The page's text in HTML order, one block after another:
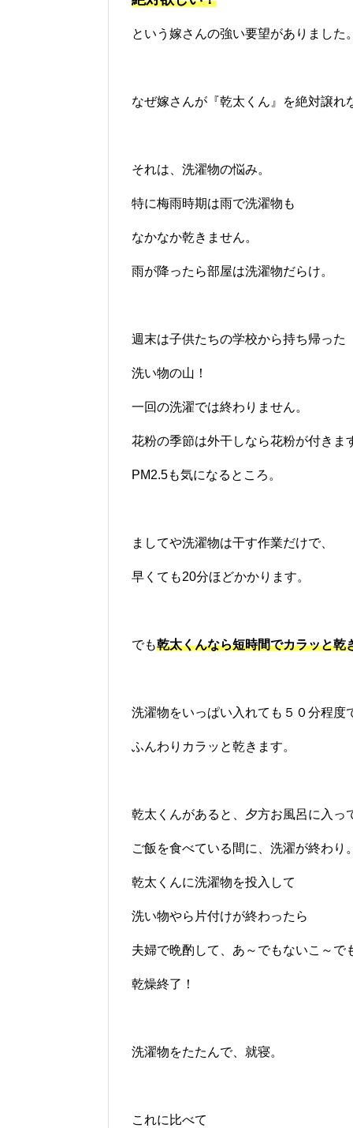
という嫁さんの強い要望がありました。
なぜ嫁さんが『乾太くん』を絶対譲れ
それは、洗濯物の悩み。
特に梅雨時期は雨で洗濯物も
なかなか乾きません。
雨が降ったら部屋は洗濯物だらけ。
週末は子供たちの学校から持ち帰った
洗い物の山！
一回の洗濯では終わりません。
花粉の季節は外干しなら花粉が付きま
PM2.5も気になるところ。
ましてや洗濯物は干す作業だけで、
早くても20分ほどかかります。
でも乾太くんなら短時間でカラッと乾
洗濯物をいっぱい入れても５０分程度
ふんわりカラッと乾きます。
乾太くんがあると、夕方お風呂に入っ
ご飯を食べている間に、洗濯が終わり。
乾太くんに洗濯物を投入して
洗い物やら片付けが終わったら
夫婦で晩酌して、あ～でもないこ～で
乾燥終了！
洗濯物をたたんで、就寝。
これに比べて